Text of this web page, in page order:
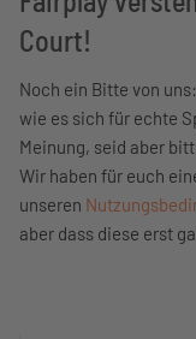
Court!
Noch ein Bitte von
wie es sich für echte
Meinung, seid aber
Wir haben für euch
unseren
aber dass diese erst